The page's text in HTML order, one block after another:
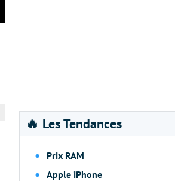
🔥 Les Tendances
Prix RAM
Apple iPhone